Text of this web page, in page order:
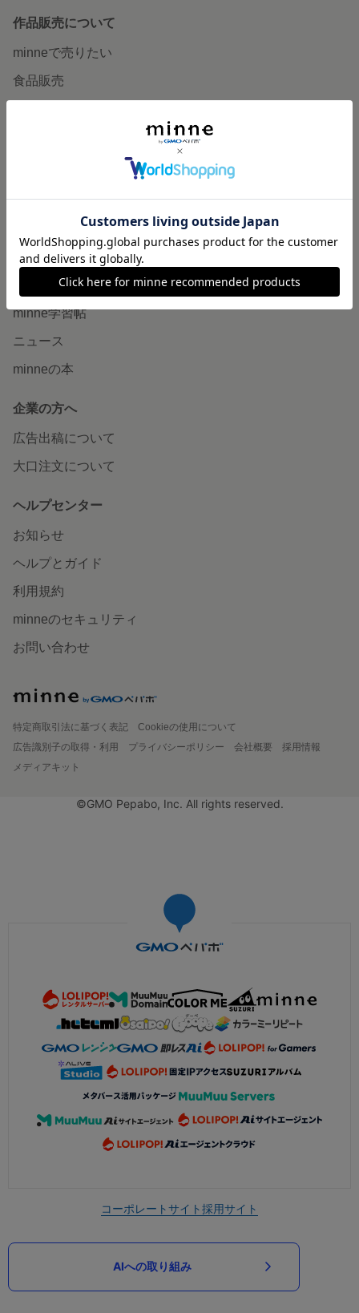
作品販売について
minneで売りたい
食品販売
販売支援企画・イベント
読みもの
minneとものづくりと
minne学習帖
ニュース
minneの本
企業の方へ
広告出稿について
大口注文について
ヘルプセンター
お知らせ
ヘルプとガイド
利用規約
minneのセキュリティ
お問い合わせ
特定商取引法に基づく表記
Cookieの使用について
広告識別子の取得・利用
プライバシーポリシー 会社概要
採用情報
メディアキット
©GMO Pepabo, Inc. All rights reserved.
コーポレートサイト採用サイト
AIへの取り組み